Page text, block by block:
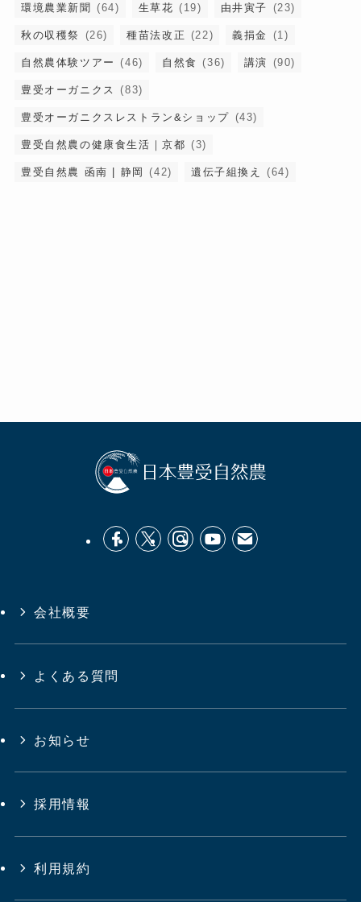
環境農業新聞 (64) 生草花 (19) 由井寅子 (23)
秋の収穫祭 (26) 種苗法改正 (22) 義捐金 (1)
自然農体験ツアー (46) 自然食 (36) 講演 (90)
豊受オーガニクス (83)
豊受オーガニクスレストラン&ショップ (43)
豊受自然農の健康食生活｜京都 (3)
豊受自然農 函南 | 静岡 (42) 遺伝子組換え (64)
会社概要
よくある質問
お知らせ
採用情報
利用規約